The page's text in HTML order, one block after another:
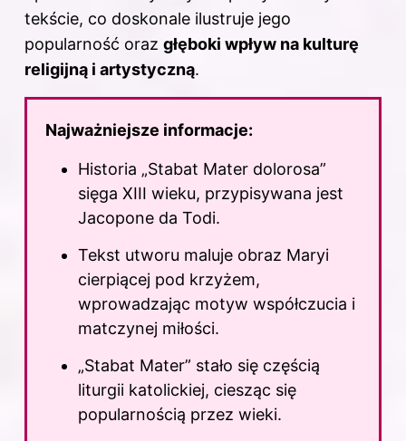
tekście, co doskonale ilustruje jego
popularność oraz głęboki wpływ na kulturę
religijną i artystyczną.
Najważniejsze informacje:
Historia „Stabat Mater dolorosa”
sięga XIII wieku, przypisywana jest
Jacopone da Todi.
Tekst utworu maluje obraz Maryi
cierpiącej pod krzyżem,
wprowadzając motyw współczucia i
matczynej miłości.
„Stabat Mater” stało się częścią
liturgii katolickiej, ciesząc się
popularnością przez wieki.